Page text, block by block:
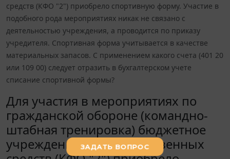
средств (КФО "2") приобрело спортивную форму. Участие в
подобного рода мероприятиях никак не связано с
деятельностью учреждения, а проводится по приказу
учредителя. Спортивная форма учитывается в качестве
материальных запасов. С применением какого счета (401 20
или 109 00) следует отразить в бухгалтерском учете
списание спортивной формы?
Для участия в мероприятиях по
гражданской обороне (командно-
штабная тренировка) бюджетное
учреждение за счет собственных